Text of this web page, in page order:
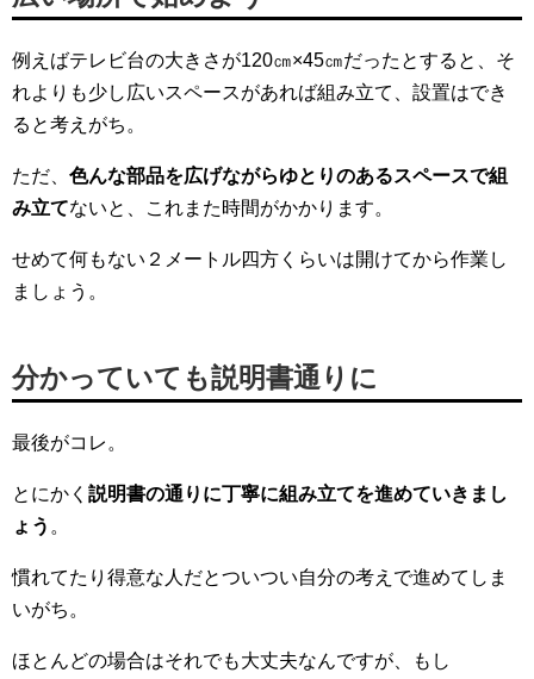
例えばテレビ台の大きさが120㎝×45㎝だったとすると、そ
れよりも少し広いスペースがあれば組み立て、設置はでき
ると考えがち。
ただ、 色んな部品を広げながらゆとりのあるスペースで組
み立てないと、これまた時間がかかります。
せめて何もない２メートル四方くらいは開けてから作業し
ましょう。
分かっていても説明書通りに
最後がコレ。
とにかく 説明書の通りに丁寧に組み立てを進めていきまし
ょう 。
慣れてたり得意な人だとついつい自分の考えで進めてしま
いがち。
ほとんどの場合はそれでも大丈夫なんですが、もし